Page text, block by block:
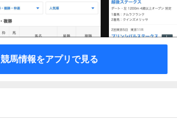
競馬情報をアプリで見る